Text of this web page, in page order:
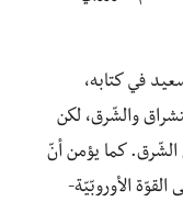
في كتابه،
والشّرق، لكن
الشّرق. كما يؤمن أنّ
القوّة الأوروبّيّة-